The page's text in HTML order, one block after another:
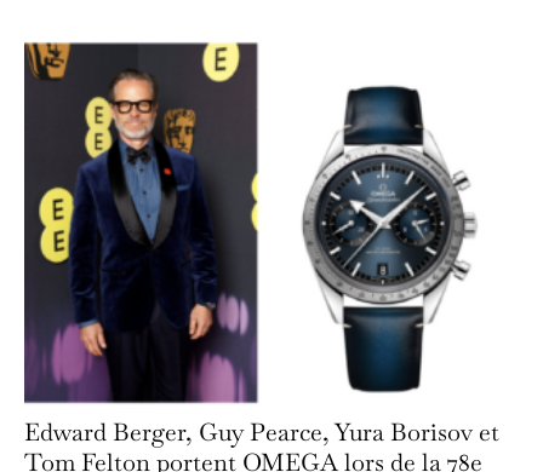
Edward Berger, Guy Pearce, Yura Borisov et
Tom Felton portent OMEGA lors de la 78e